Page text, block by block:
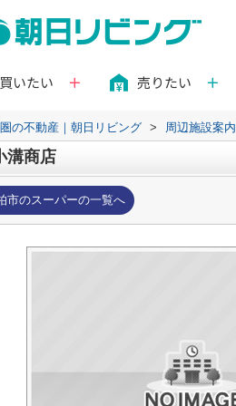
買いたい 売りたい
の不動産｜朝日リビング > 周辺施設案内
溝商店
市のスーパーの一覧へ